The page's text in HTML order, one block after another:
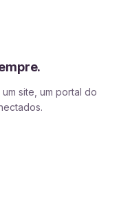
site, um portal do